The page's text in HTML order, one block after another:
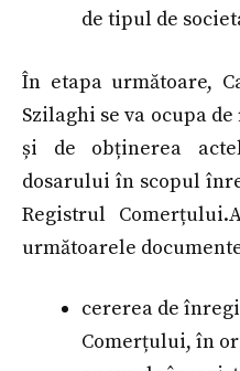
de tipul de
În etapa următoare,
Szilaghi se va ocupa
și de obținerea
dosarului în scopul
Registrul
următoarele
cererea de
Comerțului, în